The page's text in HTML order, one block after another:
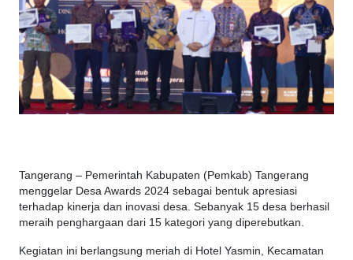
Tangerang – Pemerintah Kabupaten (Pemkab) Tangerang
menggelar Desa Awards 2024 sebagai bentuk apresiasi
terhadap kinerja dan inovasi desa. Sebanyak 15 desa berhasil
meraih penghargaan dari 15 kategori yang diperebutkan.
Kegiatan ini berlangsung meriah di Hotel Yasmin, Kecamatan